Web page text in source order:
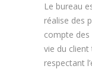
Le bureau
réalise des
compte des
vie du
respectant